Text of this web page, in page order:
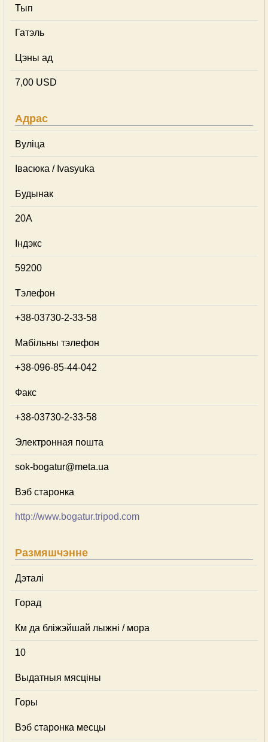
Тып
Гатэль
Цэны ад
7,00 USD
Адрас
Вуліца
Івасюка / Ivasyuka
Будынак
20А
Індэкс
59200
Тэлефон
+38-03730-2-33-58
Мабільны тэлефон
+38-096-85-44-042
Факс
+38-03730-2-33-58
Электронная пошта
sok-bogatur@meta.ua
Вэб старонка
http://www.bogatur.tripod.com
Размяшчэнне
Дэталі
Горад
Км да бліжэйшай лыжні / мора
10
Выдатныя мясціны
Горы
Вэб старонка месцы